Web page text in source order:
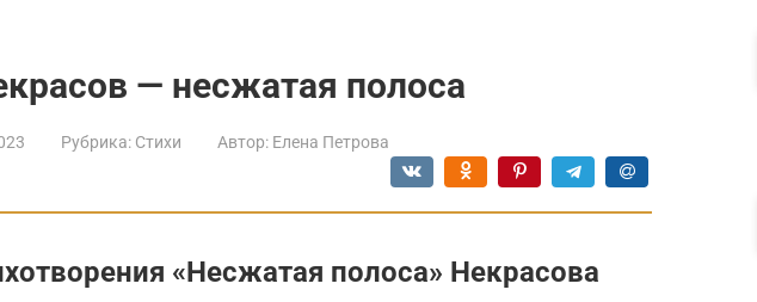
— несжатая полоса
Рубрика: Стихи Автор: Елена Петрова
«Несжатая полоса» Некрасова